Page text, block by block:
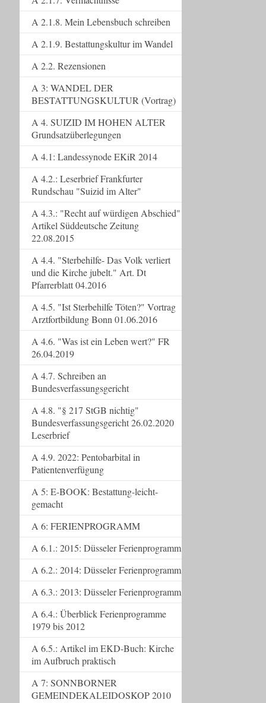
A 2.1.8. Mein Lebensbuch schreiben
A 2.1.9. Bestattungskultur im Wandel
A 2.2. Rezensionen
A 3: WANDEL DER
BESTATTUNGSKULTUR (Vortrag)
A 4. SUIZID IM HOHEN ALTER
Grundsatzüberlegungen
A 4.1: Landessynode EKiR 2014
A 4.2.: Leserbrief Frankfurter
Rundschau "Suizid im Alter"
A 4.3.: "Recht auf würdigen Abschied"
Artikel Süddeutsche Zeitung
22.08.2015
A 4.4. "Sterbehilfe- Das Volk verliert
und die Kirche jubelt." Art. Dt
Pfarrerblatt 04.2016
A 4.5. "Ist Sterbehilfe Töten?" Vortrag
Arztfortbildung Bonn 01.06.2016
A 4.6. "Was ist ein Leben wert?" FR
26.04.2019
A 4.7. Schreiben an
Bundesverfassungsgericht
A 4.8. "§ 217 StGB nichtig"
Bundesverfassungsgericht 26.02.2020
Leserbrief
A 4.9. 2022: Pentobarbital in
Patientenverfügung
A 5: E-BOOK: Bestattung-leicht-
gemacht
A 6: FERIENPROGRAMM
A 6.1.: 2015: Düsseler Ferienprogramm
A 6.2.: 2014: Düsseler Ferienprogramm
A 6.3.: 2013: Düsseler Ferienprogramm
A 6.4.: Überblick Ferienprogramme
1979 bis 2012
A 6.5.: Artikel im EKD-Buch: Kirche
im Aufbruch praktisch
A 7: SONNBORNER
GEMEINDEKALEIDOSKOP 2010